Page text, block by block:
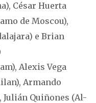
César Huerta
de Moscou),
e Brian
Alexis Vega
Armando
Julián Quiñones (Al-